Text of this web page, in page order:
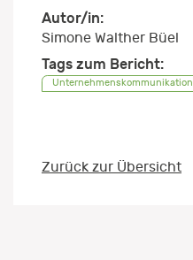
Autor/in:
Simone Walther Büel
Tags zum Bericht:
Unternehmenskommunikation
Zurück zur Übersicht